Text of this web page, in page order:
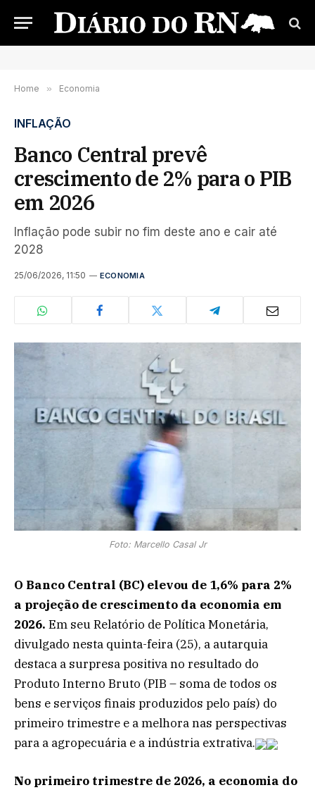
Home » Economia
INFLAÇÃO
Banco Central prevê
crescimento de 2% para o PIB
em 2026
Inflação pode subir no fim deste ano e cair até
2028
25/06/2026, 11:50 ECONOMIA
Foto: Marcello Casal Jr
O Banco Central (BC) elevou de 1,6% para 2%
a projeção de crescimento da economia em
2026. Em seu Relatório de Política Monetária,
divulgado nesta quinta-feira (25), a autarquia
destaca a surpresa positiva no resultado do
Produto Interno Bruto (PIB – soma de todos os
bens e serviços finais produzidos pelo país) do
primeiro trimestre e a melhora nas perspectivas
para a agropecuária e a indústria extrativa.
No primeiro trimestre de 2026, a economia do